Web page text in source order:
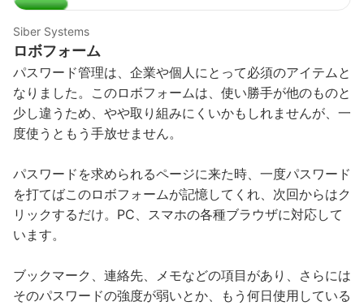
Siber Systems
ロボフォーム
パスワード管理は、企業や個人にとって必須のアイテムと
なりました。このロボフォームは、使い勝手が他のものと
少し違うため、やや取り組みにくいかもしれませんが、一
度使うともう手放せません。
パスワードを求められるページに来た時、一度パスワード
を打てばこのロボフォームが記憶してくれ、次回からはク
リックするだけ。PC、スマホの各種ブラウザに対応して
います。
ブックマーク、連絡先、メモなどの項目があり、さらには
そのパスワードの強度が弱いとか、もう何日使用している